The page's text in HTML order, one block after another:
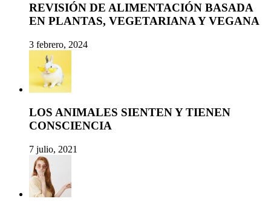
REVISIÓN DE ALIMENTACIÓN BASADA
EN PLANTAS, VEGETARIANA Y VEGANA
3 febrero, 2024
LOS ANIMALES SIENTEN Y TIENEN
CONSCIENCIA
7 julio, 2021